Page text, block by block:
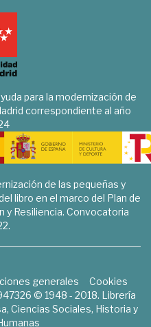
para la modernización de
correspondiente al año
de las pequeñas y
libro en el marco del Plan de
y Resiliencia. Convocatoria
generales
Cookies
© 1948 - 2018. Librería
Ciencias Sociales, Historia y